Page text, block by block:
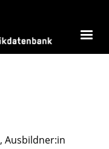
Ausbildner:in